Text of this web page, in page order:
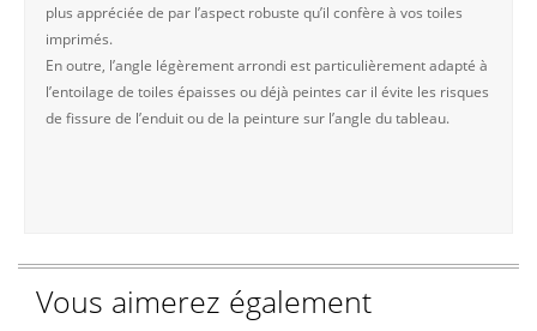
plus appréciée de par l’aspect robuste qu’il confère à vos toiles
imprimés.
En outre, l’angle légèrement arrondi est particulièrement adapté à
l’entoilage de toiles épaisses ou déjà peintes car il évite les risques
de fissure de l’enduit ou de la peinture sur l’angle du tableau.
Vous aimerez également